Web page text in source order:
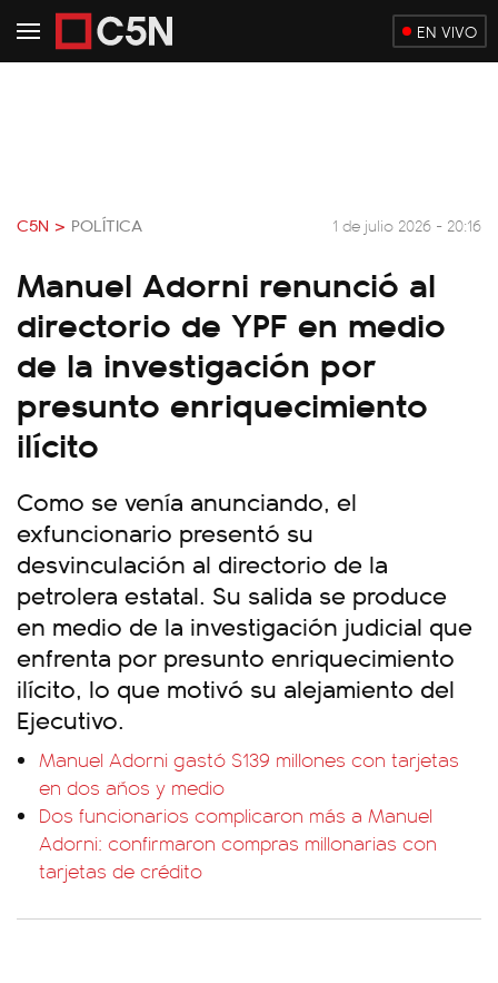
EN VIVO
C5N > POLÍTICA 1 de julio 2026 - 20:16
Manuel Adorni renunció al
directorio de YPF en medio
de la investigación por
presunto enriquecimiento
ilícito
Como se venía anunciando, el
exfuncionario presentó su
desvinculación al directorio de la
petrolera estatal. Su salida se produce
en medio de la investigación judicial que
enfrenta por presunto enriquecimiento
ilícito, lo que motivó su alejamiento del
Ejecutivo.
Manuel Adorni gastó $139 millones con tarjetas
en dos años y medio
Dos funcionarios complicaron más a Manuel
Adorni: confirmaron compras millonarias con
tarjetas de crédito